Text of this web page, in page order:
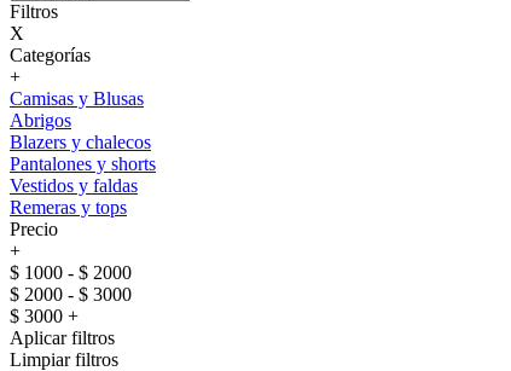
Filtros
X
Categorías
+
Camisas y Blusas
Abrigos
Blazers y chalecos
Pantalones y shorts
Vestidos y faldas
Remeras y tops
Precio
+
$ 1000 - $ 2000
$ 2000 - $ 3000
$ 3000 +
Aplicar filtros
Limpiar filtros